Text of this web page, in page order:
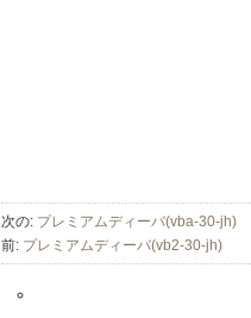
次の: プレミアムディーバ(vba-30-jh)
前: プレミアムディーバ(vb2-30-jh)